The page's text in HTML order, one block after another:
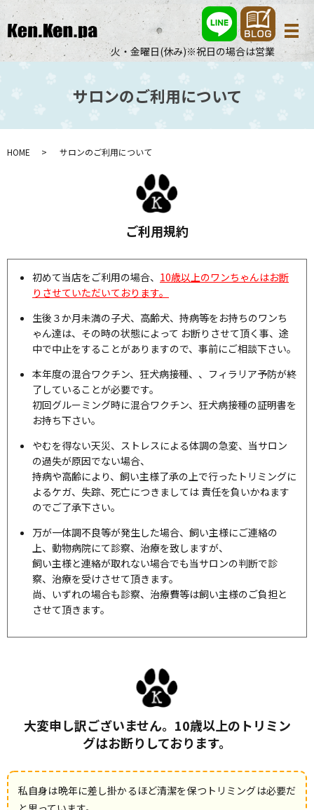
火・金曜日(休み)※祝日の場合は営業
メ
サロンのご利用について
HOME サロンのご利用について
ご利用規約
初めて当店をご利用の場合、 10歳以上のワンちゃんはお断
りさせていただいております。
生後３か月未満の子犬、高齢犬、持病等をお持ちのワンち
ゃん達は、その時の状態によって お断りさせて頂く事、途
中で中止をすることがありますので、事前にご相談下さい。
本年度の混合ワクチン、狂犬病接種、、フィラリア予防が終
了していることが必要です。
初回グルーミング時に混合ワクチン、狂犬病接種の証明書を
お持ち下さい。
やむを得ない天災、ストレスによる体調の急変、当サロン
の過失が原因でない場合、
持病や高齢により、飼い主様了承の上で行ったトリミングに
よるケガ、失踪、死亡につきましては 責任を負いかねます
のでご了承下さい。
万が一体調不良等が発生した場合、飼い主様にご連絡の
上、動物病院にて診察、治療を致しますが、
飼い主様と連絡が取れない場合でも当サロンの判断で診
察、治療を受けさせて頂きます。
尚、いずれの場合も診察、治療費等は飼い主様のご負担と
させて頂きます。
大変申し訳ございません。 10歳以上のトリミン
グはお断りしております。
私自身は晩年に差し掛かるほど清潔を保つトリミングは必要だ